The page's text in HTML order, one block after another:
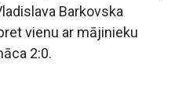
Barkovska
vienu ar mājinieku
2:0.